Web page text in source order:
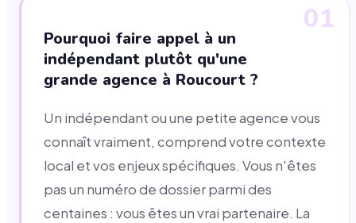
01
Pourquoi faire appel à un
indépendant plutôt qu'une
grande agence à Roucourt ?
Un indépendant ou une petite agence vous
connaît vraiment, comprend votre contexte
local et vos enjeux spécifiques. Vous n'êtes
pas un numéro de dossier parmi des
centaines : vous êtes un vrai partenaire. La